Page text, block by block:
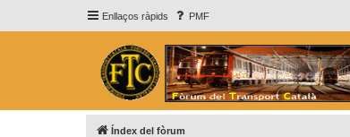
Enllaços ràpids PMF
Índex del fòrum